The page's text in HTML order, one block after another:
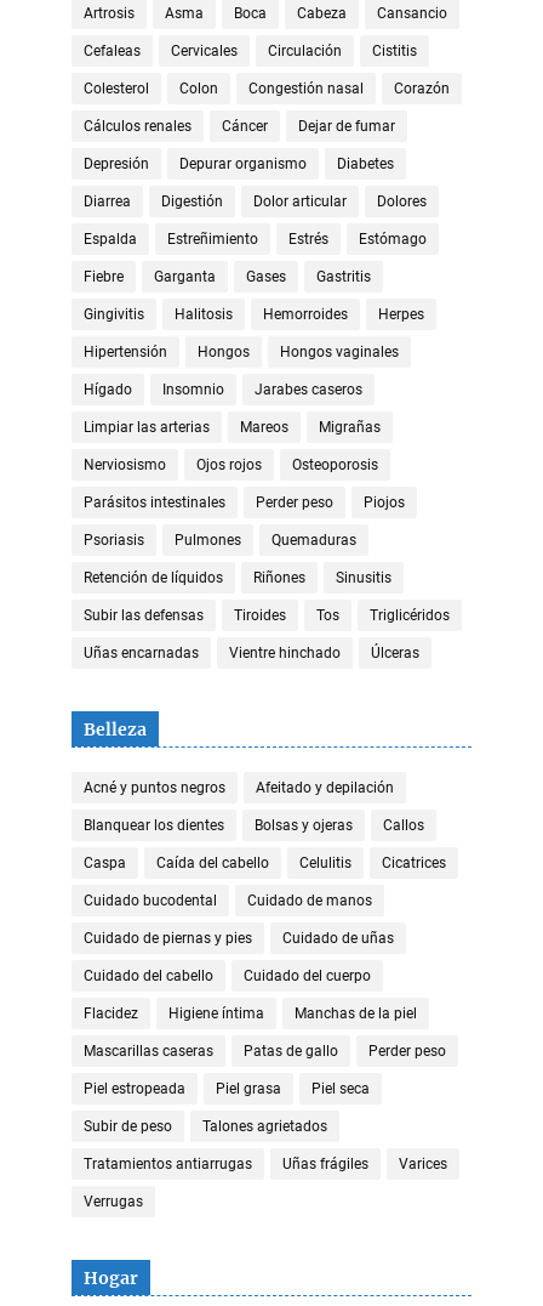
Artrosis Asma Boca Cabeza Cansancio
Cefaleas Cervicales Circulación Cistitis
Colesterol Colon Congestión nasal Corazón
Cálculos renales Cáncer Dejar de fumar
Depresión Depurar organismo Diabetes
Diarrea Digestión Dolor articular Dolores
Espalda Estreñimiento Estrés Estómago
Fiebre Garganta Gases Gastritis
Gingivitis Halitosis Hemorroides Herpes
Hipertensión Hongos Hongos vaginales
Hígado Insomnio Jarabes caseros
Limpiar las arterias Mareos Migrañas
Nerviosismo Ojos rojos Osteoporosis
Parásitos intestinales Perder peso Piojos
Psoriasis Pulmones Quemaduras
Retención de líquidos Riñones Sinusitis
Subir las defensas Tiroides Tos Triglicéridos
Uñas encarnadas Vientre hinchado Úlceras
Belleza
Acné y puntos negros Afeitado y depilación
Blanquear los dientes Bolsas y ojeras Callos
Caspa Caída del cabello Celulitis Cicatrices
Cuidado bucodental Cuidado de manos
Cuidado de piernas y pies Cuidado de uñas
Cuidado del cabello Cuidado del cuerpo
Flacidez Higiene íntima Manchas de la piel
Mascarillas caseras Patas de gallo Perder peso
Piel estropeada Piel grasa Piel seca
Subir de peso Talones agrietados
Tratamientos antiarrugas Uñas frágiles Varices
Verrugas
Hogar